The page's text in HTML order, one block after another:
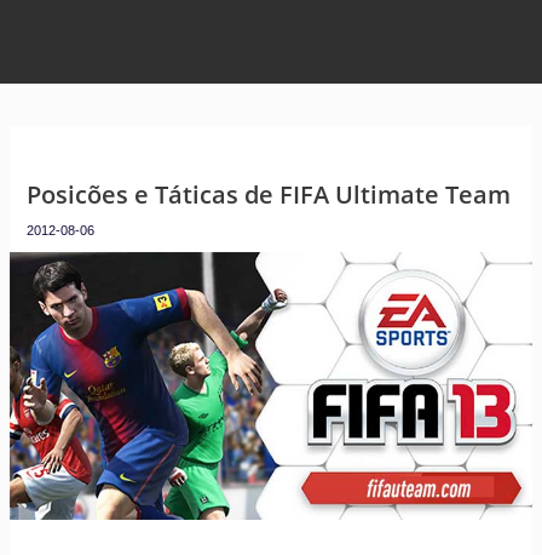
Posicões e Táticas de FIFA Ultimate Team
2012-08-06